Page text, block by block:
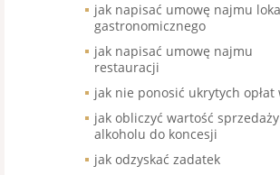
jak napisać umowę najmu
gastronomicznego
jak napisać umowę najmu
restauracji
jak nie ponosić ukrytych opłat
jak obliczyć wartość sprzedaży
alkoholu do koncesji
jak odzyskać zadatek